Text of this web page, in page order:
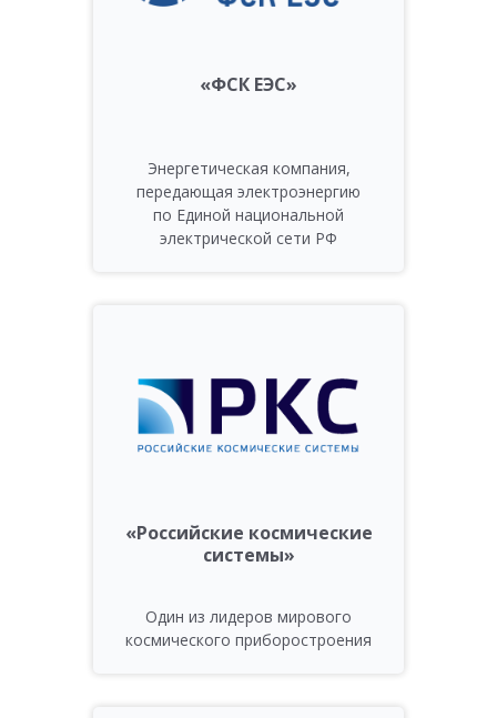
«ФСК ЕЭС»
Энергетическая компания,
передающая электроэнергию
по Единой национальной
электрической сети РФ
«Российские космические
системы»
Один из лидеров мирового
космического приборостроения